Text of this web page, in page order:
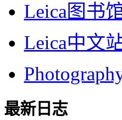
Leica图书
Leica中文
最新日志